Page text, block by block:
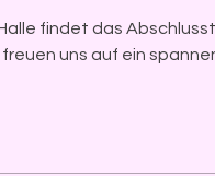
findet das
uns auf ein